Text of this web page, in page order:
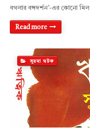
বগলার বঙ্গদর্শন’-এর কোনো
Read more
সুরমা ঘটক